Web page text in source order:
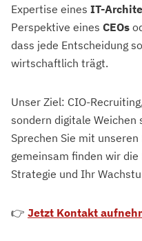
Expertise eines IT-
Perspektive eines CEOs
dass jede Entscheidung
wirtschaftlich trägt.
Unser Ziel: CIO-
sondern digitale Weichen
Sprechen Sie mit
gemeinsam finden wir
Strategie und Ihr
👉 Jetzt Kontakt